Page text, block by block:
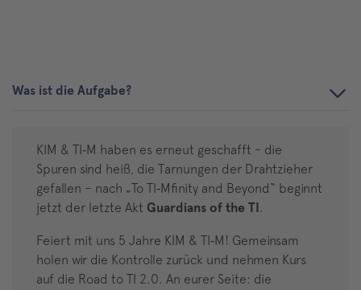
Was ist die Aufgabe?
KIM & TI‑M haben es erneut geschafft - die
Spuren sind heiß, die Tarnungen der Drahtzieher
gefallen – nach „To TI‑Mfinity and Beyond“ beginnt
jetzt der letzte Akt Guardians of the TI .
Feiert mit uns 5 Jahre KIM & TI‑M! Gemeinsam
holen wir die Kontrolle zurück und nehmen Kurs
auf die Road to TI 2.0. An eurer Seite: die